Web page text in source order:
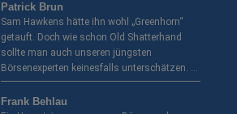
Patrick Brun
Sam Hawkens hätte ihn wohl „Greenhorn“
getauft. Doch wie schon Old Shatterhand
sollte man auch unseren jüngsten
Börsenexperten keinesfalls unterschätzen. …
Frank Behlau